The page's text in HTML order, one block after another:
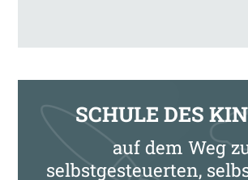
SCHULE DES
auf dem Weg
selbstgesteuerten,